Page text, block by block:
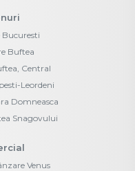
Bucuresti
Buftea
Central
Leordeni
Domneasca
Snagovului
Venus